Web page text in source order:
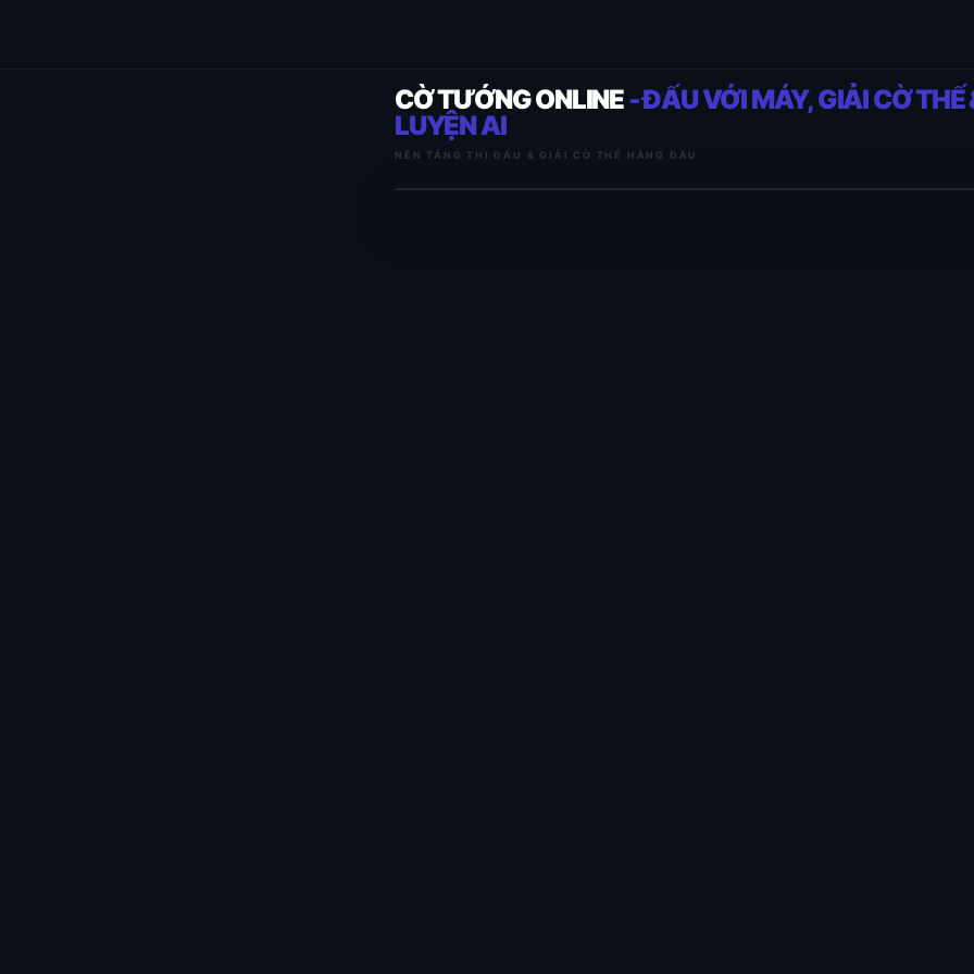
CỜ TƯỚNG ONLINE- ĐẤU VỚI MÁY, GIẢI CỜ THẾ
LUYỆN AI
NỀN TẢNG THI ĐẤU & GIẢI CỜ THẾ HÀNG ĐẦU